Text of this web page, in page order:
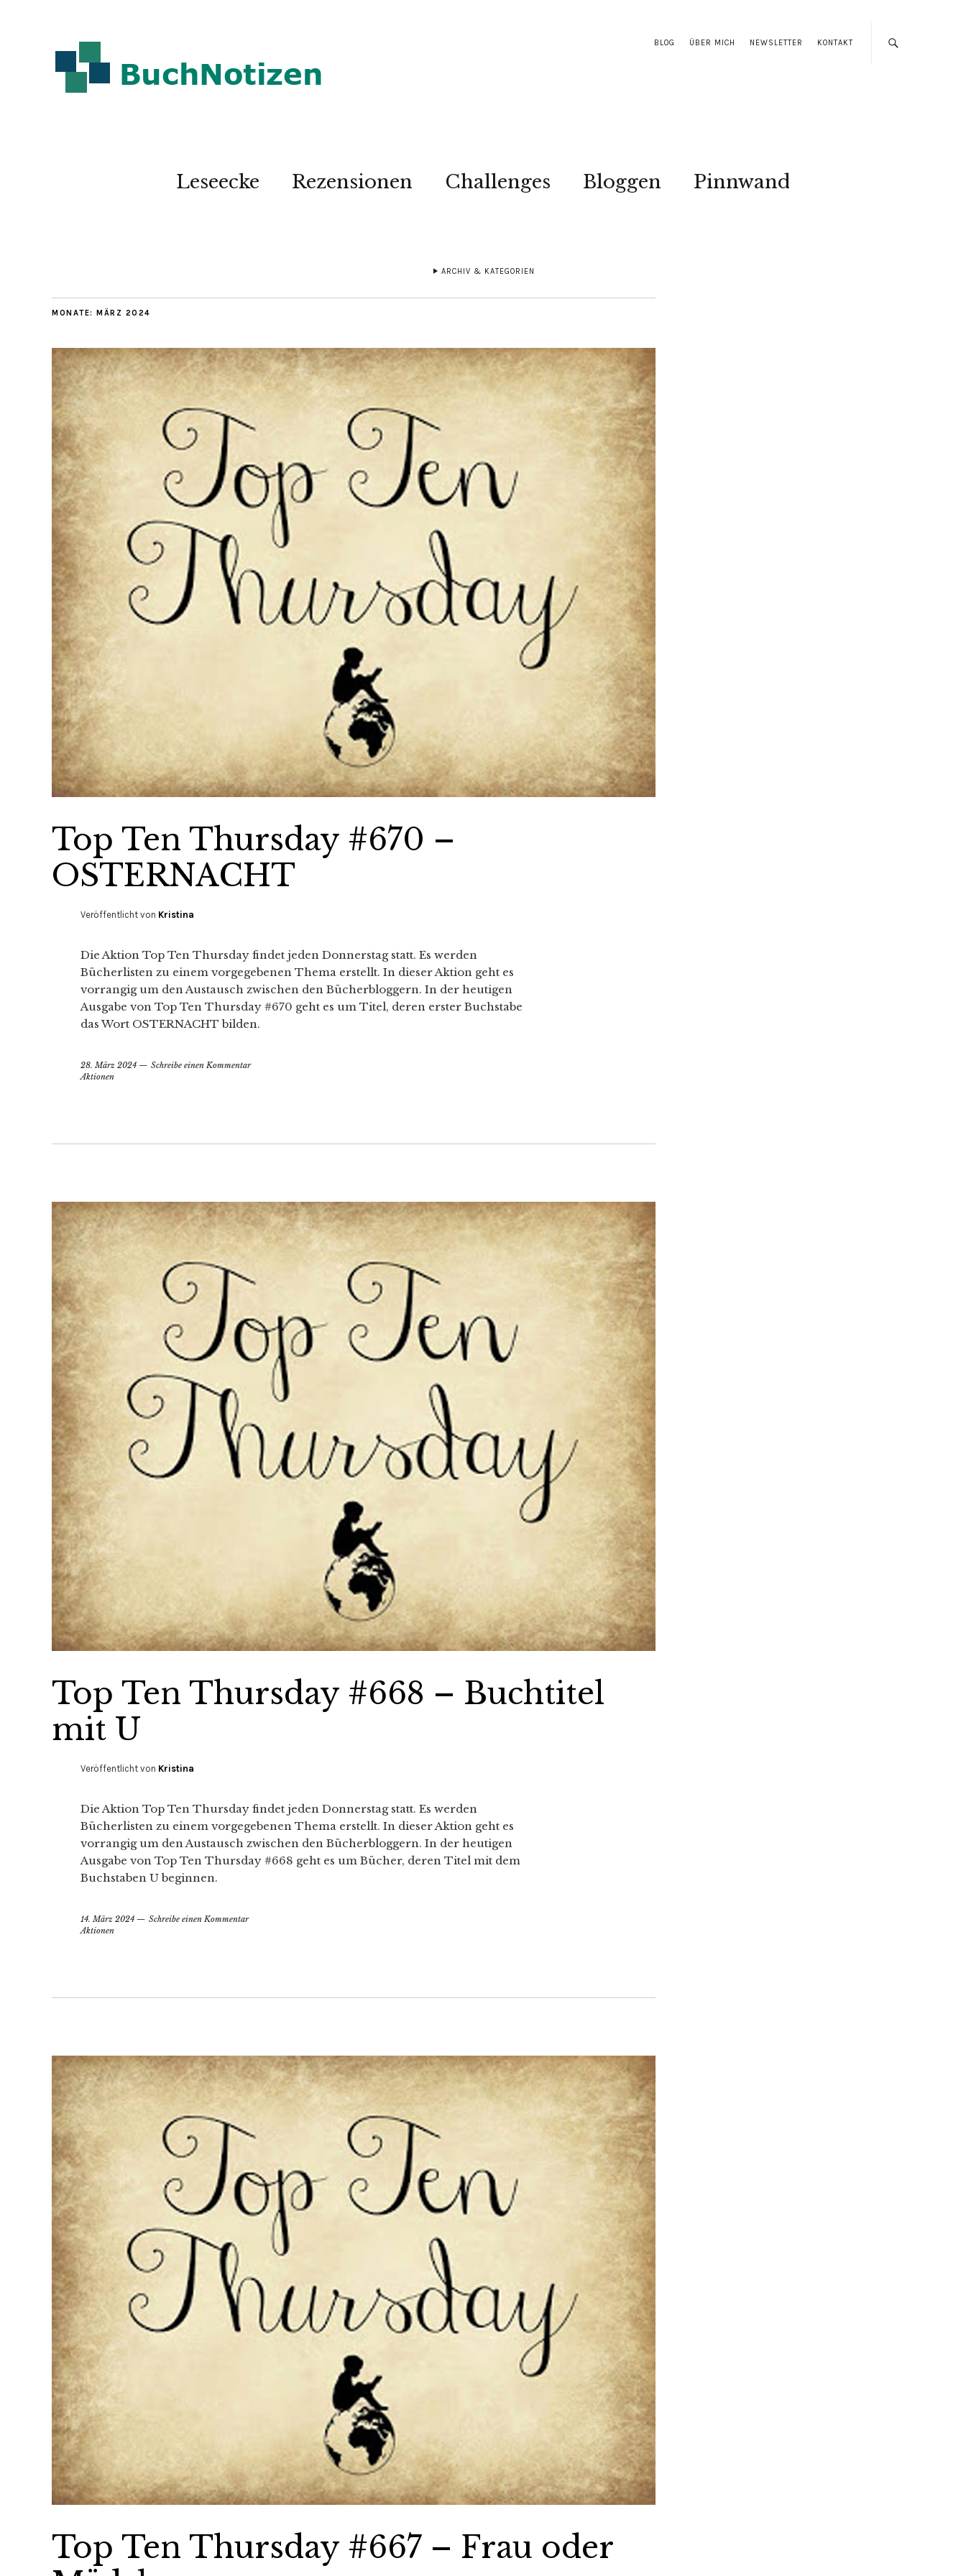
BLOG ÜBER MICH NEWSLETTER KONTAKT
Leseecke Rezensionen Challenges Bloggen Pinnwand
ARCHIV & KATEGORIEN
MONATE: MÄRZ 2024
Top Ten Thursday #670 –
OSTERNACHT
Veröffentlicht von Kristina
Die Aktion Top Ten Thursday findet jeden Donnerstag statt. Es werden
Bücherlisten zu einem vorgegebenen Thema erstellt. In dieser Aktion geht es
vorrangig um den Austausch zwischen den Bücherbloggern. In der heutigen
Ausgabe von Top Ten Thursday #670 geht es um Titel, deren erster Buchstabe
das Wort OSTERNACHT bilden.
28. März 2024
Schreibe einen Kommentar
Aktionen
Top Ten Thursday #668 – Buchtitel
mit U
Veröffentlicht von Kristina
Die Aktion Top Ten Thursday findet jeden Donnerstag statt. Es werden
Bücherlisten zu einem vorgegebenen Thema erstellt. In dieser Aktion geht es
vorrangig um den Austausch zwischen den Bücherbloggern. In der heutigen
Ausgabe von Top Ten Thursday #668 geht es um Bücher, deren Titel mit dem
Buchstaben U beginnen.
14. März 2024
Schreibe einen Kommentar
Aktionen
Top Ten Thursday #667 – Frau oder